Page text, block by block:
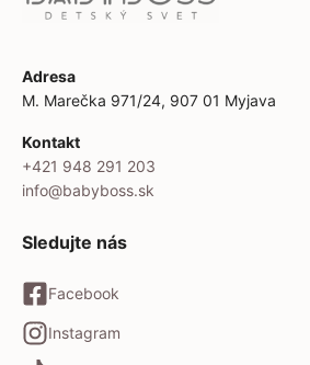
Adresa
M. Marečka 971/24, 907 01 Myjava
Kontakt
+421 948 291 203
info@babyboss.sk
Sledujte nás
Facebook
Instagram